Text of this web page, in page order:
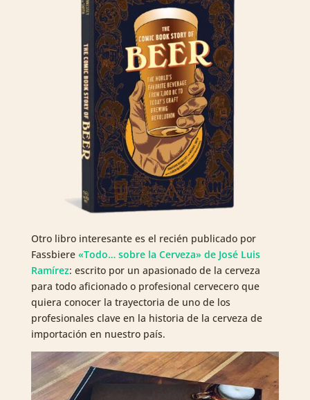
Otro libro interesante es el recién publicado por
Fassbiere «Todo… sobre la Cerveza» de José Luis
Ramírez: escrito por un apasionado de la cerveza
para todo aficionado o profesional cervecero que
quiera conocer la trayectoria de uno de los
profesionales clave en la historia de la cerveza de
importación en nuestro país.